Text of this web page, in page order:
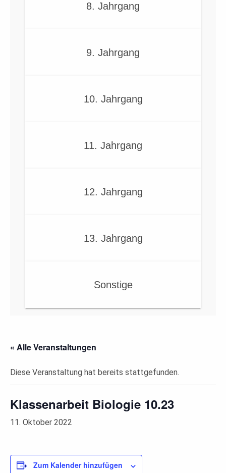
8. Jahrgang
9. Jahrgang
10. Jahrgang
11. Jahrgang
12. Jahrgang
13. Jahrgang
Sonstige
« Alle Veranstaltungen
Diese Veranstaltung hat bereits stattgefunden.
Klassenarbeit Biologie 10.23
11. Oktober 2022
Zum Kalender hinzufügen